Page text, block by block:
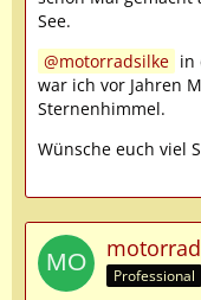
See.
motorradsilke in
war ich vor Jahren
Sternenhimmel.
Wünsche euch viel
Professional